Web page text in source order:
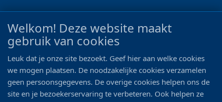
CONTACT
Ootmarsumseweg 125a
0546 - 622 990
06 - 11 19 81 42
Welkom! Deze website maakt
gebruik van cookies
Leuk dat je onze site bezoekt. Geef hier aan welke cookies
we mogen plaatsen. De noodzakelijke cookies verzamelen
geen persoonsgegevens. De overige cookies helpen ons de
site en je bezoekerservaring te verbeteren. Ook helpen ze